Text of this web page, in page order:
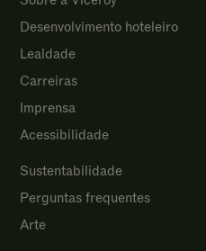
Desenvolvimento hoteleiro
Lealdade
Carreiras
Imprensa
Acessibilidade
Sustentabilidade
Perguntas frequentes
Arte